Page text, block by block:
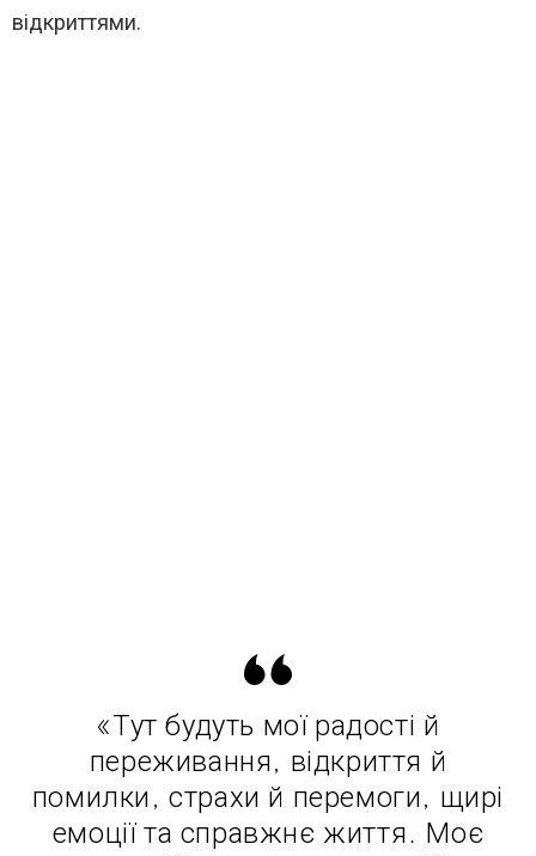
відкриттями.
«Тут будуть мої радості й
переживання, відкриття й
помилки, страхи й перемоги, щирі
емоції та справжнє життя. Моє